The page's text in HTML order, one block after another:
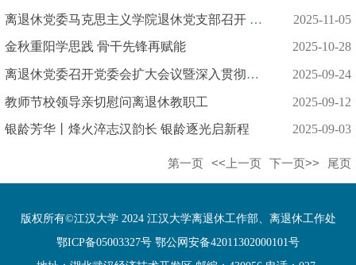
离退休党委马克思主义学院退休党支部召开 《习近平谈治国理政》... 2025-11-05
金秋重阳学思践 骨干先锋再赋能 2025-10-28
离退休党委召开党委会扩大会议暨深入贯彻中央八项规定精神学习教... 2025-09-24
教师节校领导亲切慰问离退休教职工 2025-09-12
银龄芳华丨烽火淬志汉韵长 银龄逐光启新程 2025-09-03
第一页 <<上一页 下一页>> 尾页
版权所有©江汉大学 2024 江汉大学离退休工作部、离退休工作处
鄂ICP备05003327号 鄂公网安备42011302000101号